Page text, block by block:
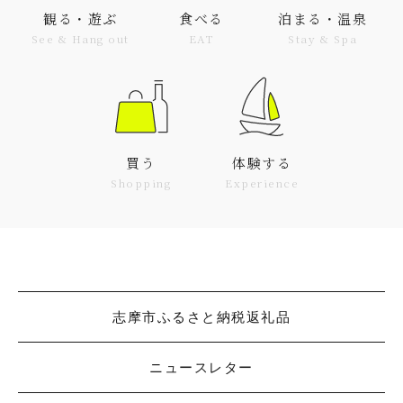
観る・遊ぶ
See & Hang out
食べる
EAT
泊まる・温泉
Stay & Spa
買う
Shopping
体験する
Experience
志摩市ふるさと納税返礼品
ニュースレター